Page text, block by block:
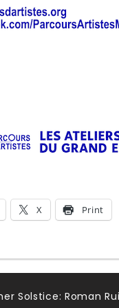
X Print
Solstice: Roman